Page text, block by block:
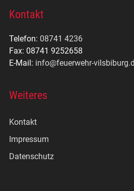
Kontakt
Telefon: 08741 4236
Fax: 08741 9252658
E-Mail: info@feuerwehr-
Weiteres
Kontakt
Impressum
Datenschutz